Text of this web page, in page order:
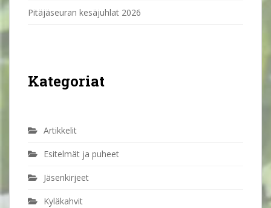
Pitäjäseuran kesäjuhlat 2026
Kategoriat
Artikkelit
Esitelmät ja puheet
Jäsenkirjeet
Kyläkahvit